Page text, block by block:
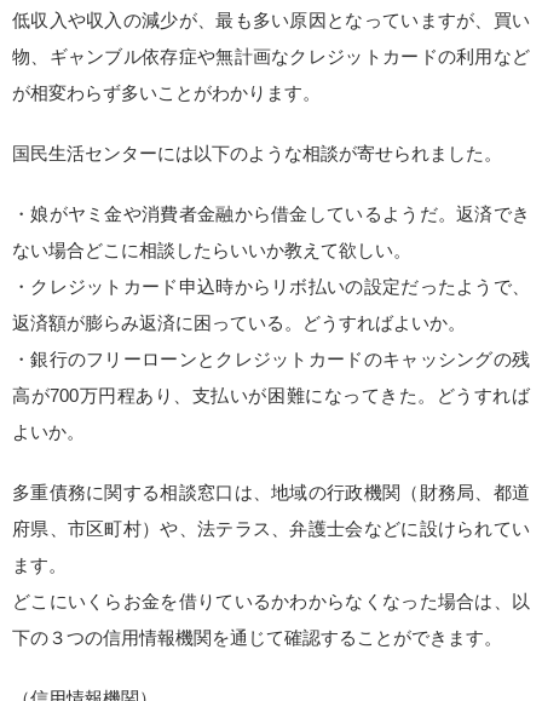
低収入や収入の減少が、最も多い原因となっていますが、買い
物、ギャンブル依存症や無計画なクレジットカードの利用など
が相変わらず多いことがわかります。
国民生活センターには以下のような相談が寄せられました。
・娘がヤミ金や消費者金融から借金しているようだ。返済でき
ない場合どこに相談したらいいか教えて欲しい。
・クレジットカード申込時からリボ払いの設定だったようで、
返済額が膨らみ返済に困っている。どうすればよいか。
・銀行のフリーローンとクレジットカードのキャッシングの残
高が700万円程あり、支払いが困難になってきた。どうすれば
よいか。
多重債務に関する相談窓口は、地域の行政機関（財務局、都道
府県、市区町村）や、法テラス、弁護士会などに設けられてい
ます。
どこにいくらお金を借りているかわからなくなった場合は、以
下の３つの信用情報機関を通じて確認することができます。